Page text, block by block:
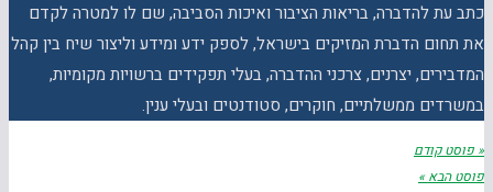
כתב עת להדברה, בריאות הציבור ואיכות הסביבה, שם לו למטרה לקדם
את תחום הדברת המזיקים בישראל, לספק ידע ומידע וליצור שיח בין קהל
המדבירים, יצרנים, צרכני ההדברה, בעלי תפקידים ברשויות מקומיות,
במשרדים ממשלתיים, חוקרים, סטודנטים ובעלי ענין.
« פוסט קודם
פוסט הבא »